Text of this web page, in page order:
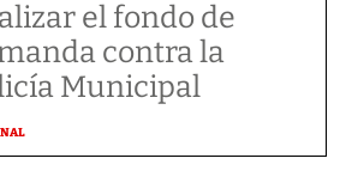
el fondo de
contra la
Municipal